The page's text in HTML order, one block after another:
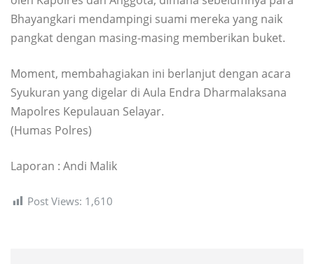
Bhayangkari mendampingi suami mereka yang naik
pangkat dengan masing-masing memberikan buket.
Moment, membahagiakan ini berlanjut dengan acara
Syukuran yang digelar di Aula Endra Dharmalaksana
Mapolres Kepulauan Selayar.
(Humas Polres)
Laporan : Andi Malik
Post Views: 1,610